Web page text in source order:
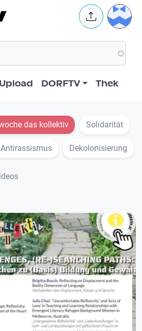
User
Upload DORFTV Thek
das kollektiv Solidarität
Antirassismus Dekolonisierung